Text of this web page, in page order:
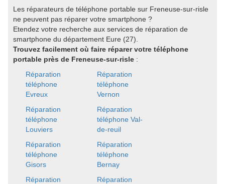
Les réparateurs de téléphone portable sur Freneuse-sur-risle
ne peuvent pas réparer votre smartphone ?
Etendez votre recherche aux services de réparation de
smartphone du département Eure (27).
Trouvez facilement où faire réparer votre téléphone
portable près de Freneuse-sur-risle :
Réparation
téléphone
Evreux
Réparation
téléphone
Vernon
Réparation
téléphone
Louviers
Réparation
téléphone Val-
de-reuil
Réparation
téléphone
Gisors
Réparation
téléphone
Bernay
Réparation
Réparation